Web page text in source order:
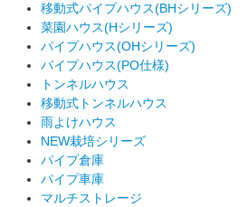
移動式パイプハウス(BHシリーズ)
菜園ハウス(Hシリーズ)
パイプハウス(OHシリーズ)
パイプハウス(PO仕様)
トンネルハウス
移動式トンネルハウス
雨よけハウス
NEW栽培シリーズ
パイプ倉庫
パイプ車庫
マルチストレージ